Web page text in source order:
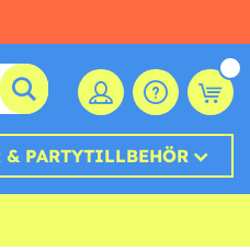
& PARTYTILLBEHÖR